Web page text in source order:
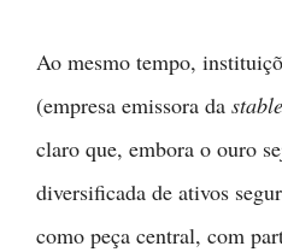
Ao mesmo tempo,
(empresa emissora da
claro que, embora o ouro
diversificada de ativos
como peça central, com